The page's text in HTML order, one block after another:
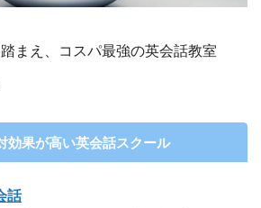
まえ、コスパ最強の英会話教室
効果が高い英会話スクール
話